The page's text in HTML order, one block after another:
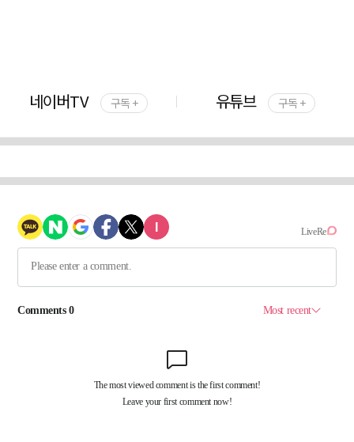
네이버TV 구독 + 유튜브 구독 +